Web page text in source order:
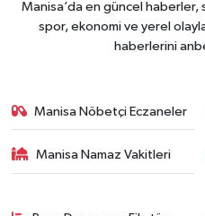
Manisa’da en güncel
spor, ekonomi ve yerel
haberlerini
Manisa Nöbetçi Eczaneler
Manisa Namaz Vakitleri